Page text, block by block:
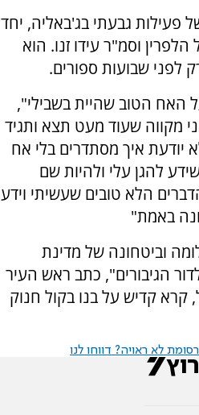
פעילות גבעתי בג'באליה, יחד
וסמ"ר עידו זנו. הוא
לפני שבועות ספורים.
האח הטוב שהיית בשבילי",
מקווה שעוד מעט תצא ותגיד
יודעת איך מסתדרים בלי אח
להגן עלי ולהיות שם
הלא טובים שעשיתי וידע
באמת"
וביטחונה של מדינת
הגיבורים", כתב ראש העיר
קרא קדיש על בנו בקול חנוק
לא ראויה? דווחו לנו